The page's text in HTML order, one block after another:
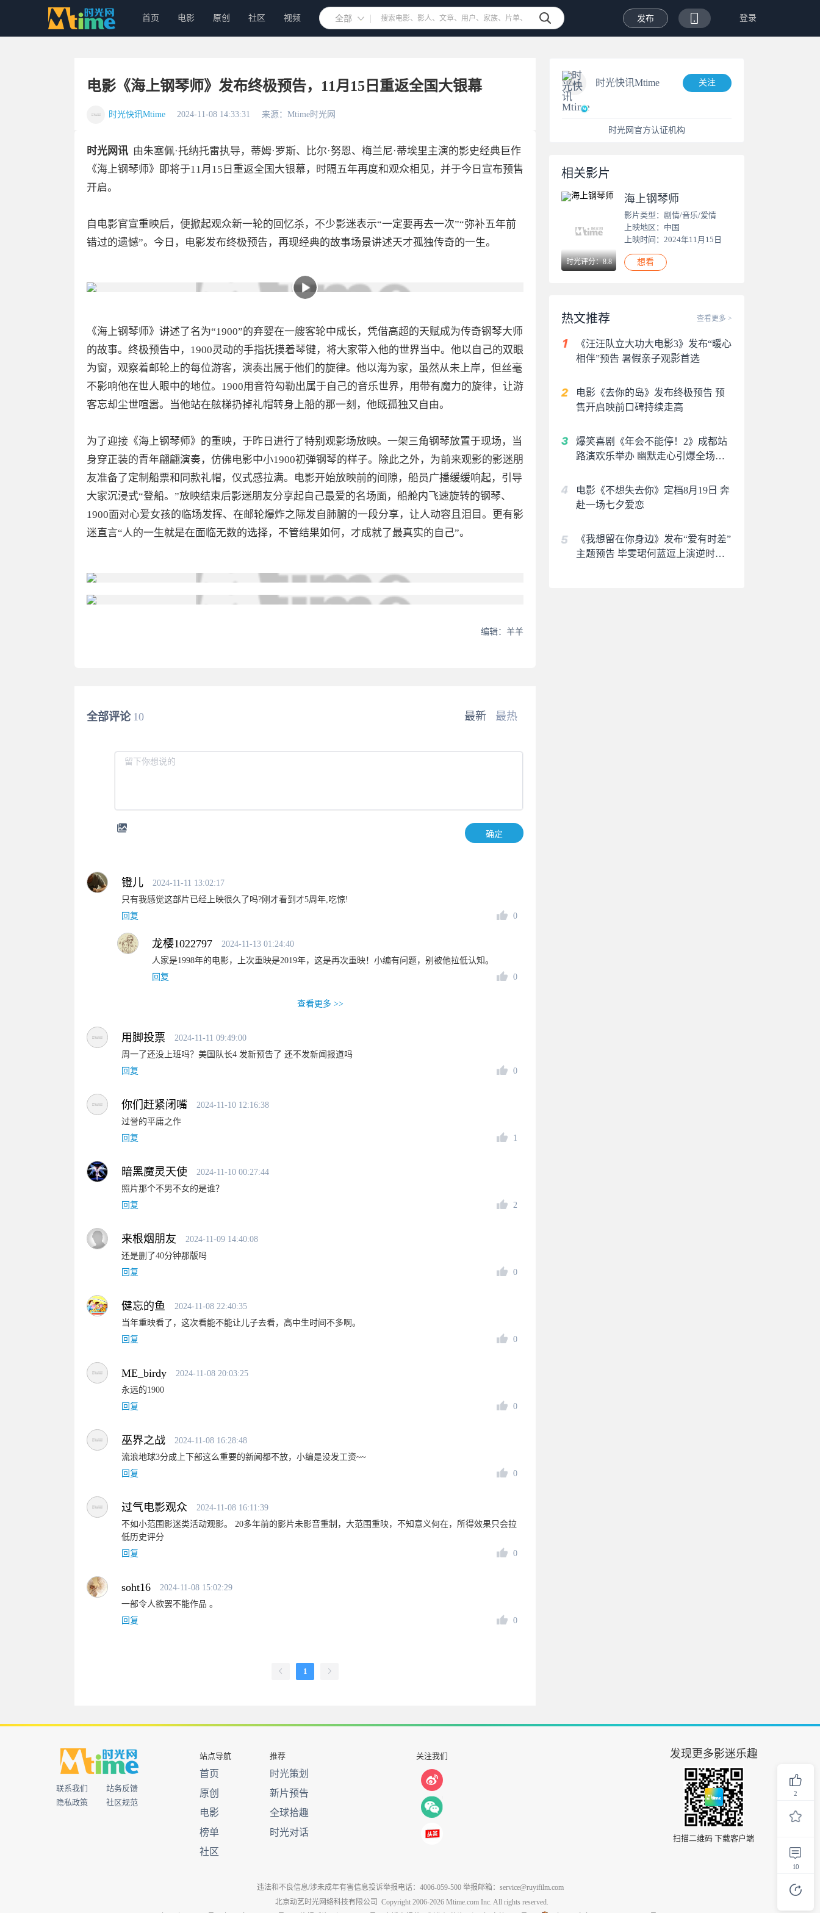
首页 电影 原创 社区 视频 全部 发布 登录
电影《海上钢琴师》发布终极预告，11月15日重返全国大银幕
时光快讯Mtime 2024-11-08 14:33:31 来源：Mtime时光网
时光网讯 由朱塞佩·托纳托雷执导，蒂姆·罗斯、比尔·努恩、梅兰尼·蒂埃里主演的影史经典巨作
《海上钢琴师》即将于11月15日重返全国大银幕，时隔五年再度和观众相见，并于今日宣布预售
开启。
自电影官宣重映后，便掀起观众新一轮的回忆杀，不少影迷表示“一定要再去一次”“弥补五年前
错过的遗憾”。今日，电影发布终极预告，再现经典的故事场景讲述天才孤独传奇的一生。
《海上钢琴师》讲述了名为“1900”的弃婴在一艘客轮中成长，凭借高超的天赋成为传奇钢琴大师
的故事。终极预告中，1900灵动的手指抚摸着琴键，将大家带入他的世界当中。他以自己的双眼
为窗，观察着邮轮上的每位游客，演奏出属于他们的旋律。他以海为家，虽然从未上岸，但丝毫
不影响他在世人眼中的地位。1900用音符勾勒出属于自己的音乐世界，用带有魔力的旋律，让游
客忘却尘世喧嚣。当他站在舷梯扔掉礼帽转身上船的那一刻，他既孤独又自由。
为了迎接《海上钢琴师》的重映，于昨日进行了特别观影场放映。一架三角钢琴放置于现场，当
身穿正装的青年翩翩演奏，仿佛电影中小1900初弹钢琴的样子。除此之外，为前来观影的影迷朋
友准备了定制船票和同款礼帽，仪式感拉满。电影开始放映前的间隙，船员广播缓缓响起，引导
大家沉浸式“登船。”放映结束后影迷朋友分享起自己最爱的名场面，船舱内飞速旋转的钢琴、
1900面对心爱女孩的临场发挥、在邮轮爆炸之际发自肺腑的一段分享，让人动容且泪目。更有影
迷直言“人的一生就是在面临无数的选择，不管结果如何，才成就了最真实的自己”。
编辑：羊羊
全部评论 10 最新 最热
确定
镫儿
2024-11-11 13:02:17
只有我感觉这部片已经上映很久了吗?刚才看到才5周年,吃惊!
回复
0
龙樱1022797
2024-11-13 01:24:40
人家是1998年的电影，上次重映是2019年，这是再次重映！小编有问题，别被他拉低认知。
回复
0
查看更多 >>
用脚投票
2024-11-11 09:49:00
周一了还没上班吗？美国队长4 发新预告了 还不发新闻报道吗
回复
0
你们赶紧闭嘴
2024-11-10 12:16:38
过誉的平庸之作
回复
1
暗黑魔灵天使
2024-11-10 00:27:44
照片那个不男不女的是谁？
回复
2
来根烟朋友
2024-11-09 14:40:08
还是删了40分钟那版吗
回复
0
健忘的鱼
2024-11-08 22:40:35
当年重映看了，这次看能不能让儿子去看，高中生时间不多啊。
回复
0
ME_birdy
2024-11-08 20:03:25
永远的1900
回复
0
巫界之战
2024-11-08 16:28:48
流浪地球3分成上下部这么重要的新闻都不放，小编是没发工资~~
回复
0
过气电影观众
2024-11-08 16:11:39
不如小范围影迷类活动观影。 20多年前的影片未影音重制，大范围重映，不知意义何在，所得效果只会拉
低历史评分
回复
0
soht16
2024-11-08 15:02:29
一部令人欲罢不能作品 。
回复
0
1
时光快讯Mtime 关注
时光网官方认证机构
相关影片
时光评分：8.8
海上钢琴师
影片类型：剧情/音乐/爱情
上映地区：中国
上映时间：2024年11月15日
想看
热文推荐 查看更多 >
《汪汪队立大功大电影3》发布“暖心
相伴”预告 暑假亲子观影首选
电影《去你的岛》发布终极预告 预
售开启映前口碑持续走高
爆笑喜剧《年会不能停！2》成都站
路演欢乐举办 幽默走心引爆全场共
电影《不想失去你》定档8月19日 奔
赴一场七夕爱恋
《我想留在你身边》发布“爱有时差”
主题预告 毕雯珺何蓝逗上演逆时虐
2
10
联系我们
站务反馈
隐私政策
社区规范
站点导航
首页
原创
电影
榜单
社区
推荐
时光策划
新片预告
全球拾趣
时光对话
关注我们 发现更多影迷乐趣
扫描二维码 下载客户端
违法和不良信息/涉未成年有害信息投诉举报电话：4006-059-500 举报邮箱：service@ruyifilm.com
北京动艺时光网络科技有限公司
Copyright 2006-2026 Mtime.com Inc. All rights reserved.